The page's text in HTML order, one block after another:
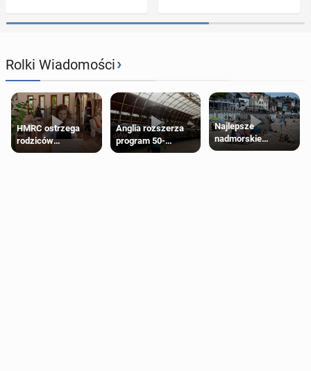
Rolki Wiadomości›
HMRC ostrzega
rodziców
pobierających Child
Anglia rozszerza
program 50-
procentowych
Najlepsze
nadmorskie
miasteczko blisko